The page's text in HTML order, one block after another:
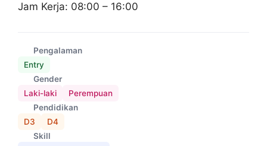
Jam Kerja: 08:00 – 16:00
Pengalaman
Entry
Gender
Laki-laki
Perempuan
Pendidikan
D3
D4
Skill